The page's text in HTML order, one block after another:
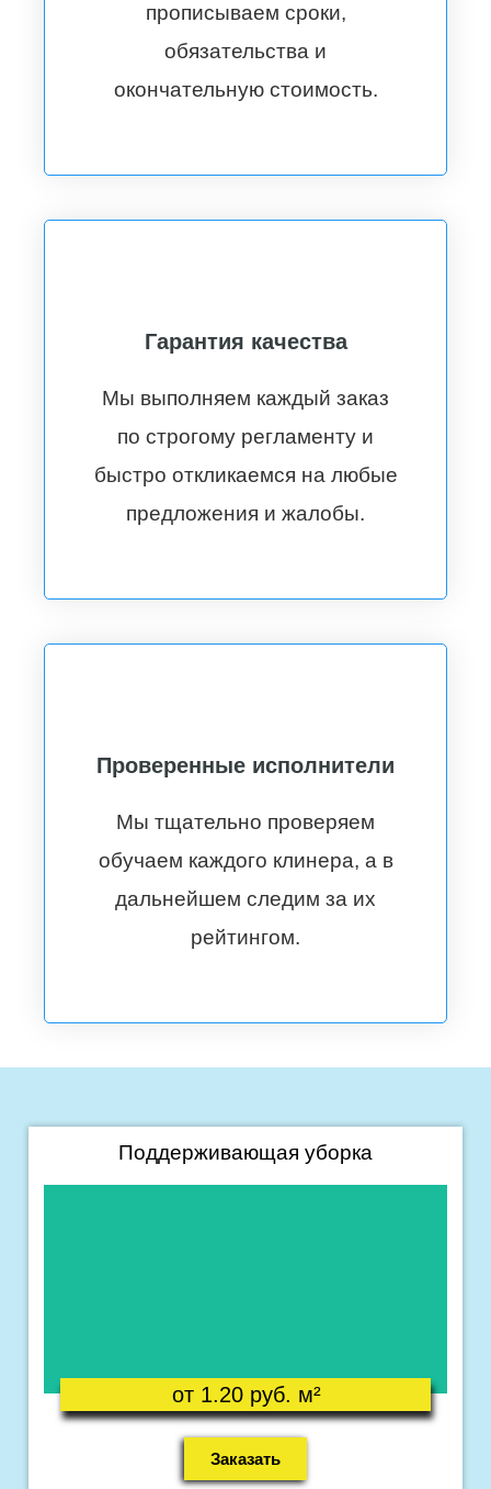
прописываем сроки,
обязательства и
окончательную стоимость.
Гарантия качества
Мы выполняем каждый заказ
по строгому регламенту и
быстро откликаемся на любые
предложения и жалобы.
Проверенные исполнители
Мы тщательно проверяем
обучаем каждого клинера, а в
дальнейшем следим за их
рейтингом.
Поддерживающая уборка
от 1.20 руб. м²
Заказать